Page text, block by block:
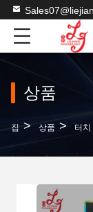
상품
집 > 상품 > 터치